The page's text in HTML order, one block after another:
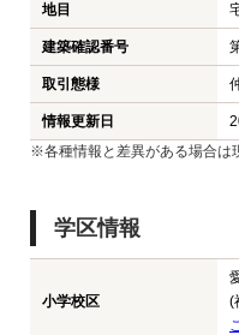
地目
建築確認番号
取引態様
情報更新日
※各種情報と差異がある場合は
学区情報
小学校区
(